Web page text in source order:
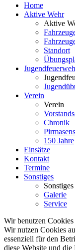
Home
Aktive Wehr
Aktive
Standort
Verein
Verein
Chronik
Pirmasens
150 Jahre
Einsätze
Kontakt
Termine
Sonstiges
Sonstiges
Galerie
Service
Wir benutzen Cookies
Wir nutzen Cookies
essenziell für den
diese Website und